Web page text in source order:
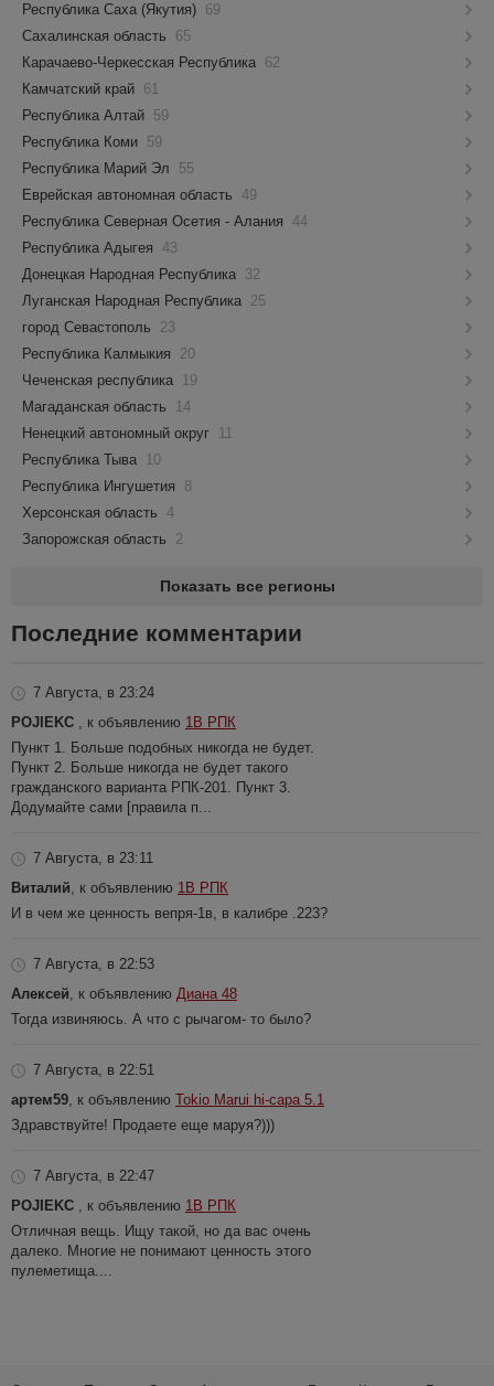
Республика Саха (Якутия) 69
Сахалинская область
65
Карачаево-Черкесская Республика 62
Камчатский край 61
Республика Алтай 59
Республика Коми 59
Республика Марий Эл
55
Еврейская автономная область 49
Республика Северная Осетия - Алания 44
Республика Адыгея 43
Донецкая Народная Республика 32
Луганская Народная Республика 25
город Севастополь
23
Республика Калмыкия
20
Чеченская республика 19
Магаданская область
14
Ненецкий автономный округ 11
Республика Тыва 10
Республика Ингушетия
8
Херсонская область 4
Запорожская область
2
Показать все регионы
Последние комментарии
7 Августа, в 23:24
POJIEKC
, к объявлению 1В РПК
Пункт 1. Больше подобных никогда не будет.
Пункт 2. Больше никогда не будет такого
гражданского варианта РПК-201. Пункт 3.
Додумайте сами [правила п...
7 Августа, в 23:11
Виталий , к объявлению 1В РПК
И в чем же ценность вепря-1в, в калибре .223?
7 Августа, в 22:53
Алексей , к объявлению Диана 48
Тогда извиняюсь. А что с рычагом- то было?
7 Августа, в 22:51
артем59 , к объявлению Tokio Marui hi-capa 5.1
Здравствуйте! Продаете еще маруя?)))
7 Августа, в 22:47
POJIEKC
, к объявлению 1В РПК
Отличная вещь. Ищу такой, но да вас очень
далеко. Многие не понимают ценность этого
пулеметища....